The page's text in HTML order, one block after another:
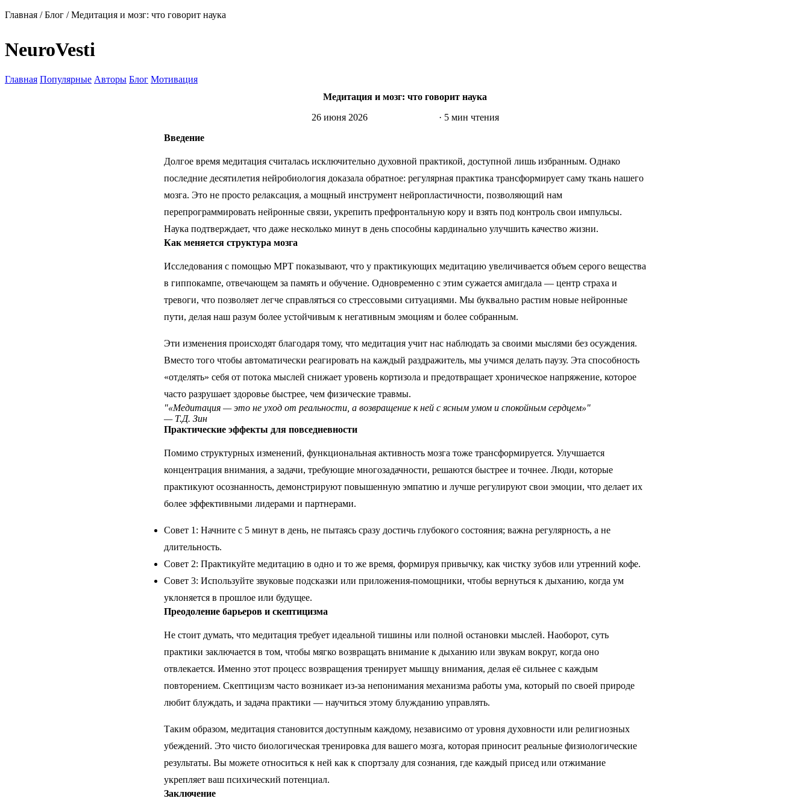
Главная / Блог / Медитация и мозг: что говорит наука
NeuroVesti
Главная Популярные Авторы Блог Мотивация
Медитация и мозг: что говорит наука
26 июня 2026
· 5 мин чтения
Введение
Долгое время медитация считалась исключительно духовной практикой, доступной лишь избранным. Однако
последние десятилетия нейробиология доказала обратное: регулярная практика трансформирует саму ткань нашего
мозга. Это не просто релаксация, а мощный инструмент нейропластичности, позволяющий нам
перепрограммировать нейронные связи, укрепить префронтальную кору и взять под контроль свои импульсы.
Наука подтверждает, что даже несколько минут в день способны кардинально улучшить качество жизни.
Как меняется структура мозга
Исследования с помощью МРТ показывают, что у практикующих медитацию увеличивается объем серого вещества
в гиппокампе, отвечающем за память и обучение. Одновременно с этим сужается амигдала — центр страха и
тревоги, что позволяет легче справляться со стрессовыми ситуациями. Мы буквально растим новые нейронные
пути, делая наш разум более устойчивым к негативным эмоциям и более собранным.
Эти изменения происходят благодаря тому, что медитация учит нас наблюдать за своими мыслями без осуждения.
Вместо того чтобы автоматически реагировать на каждый раздражитель, мы учимся делать паузу. Эта способность
«отделять» себя от потока мыслей снижает уровень кортизола и предотвращает хроническое напряжение, которое
часто разрушает здоровье быстрее, чем физические травмы.
"«Медитация — это не уход от реальности, а возвращение к ней с ясным умом и спокойным сердцем»"
— Т.Д. Зин
Практические эффекты для повседневности
Помимо структурных изменений, функциональная активность мозга тоже трансформируется. Улучшается
концентрация внимания, а задачи, требующие многозадачности, решаются быстрее и точнее. Люди, которые
практикуют осознанность, демонстрируют повышенную эмпатию и лучше регулируют свои эмоции, что делает их
более эффективными лидерами и партнерами.
Совет 1: Начните с 5 минут в день, не пытаясь сразу достичь глубокого состояния; важна регулярность, а не
длительность.
Совет 2: Практикуйте медитацию в одно и то же время, формируя привычку, как чистку зубов или утренний кофе.
Совет 3: Используйте звуковые подсказки или приложения-помощники, чтобы вернуться к дыханию, когда ум
уклоняется в прошлое или будущее.
Преодоление барьеров и скептицизма
Не стоит думать, что медитация требует идеальной тишины или полной остановки мыслей. Наоборот, суть
практики заключается в том, чтобы мягко возвращать внимание к дыханию или звукам вокруг, когда оно
отвлекается. Именно этот процесс возвращения тренирует мышцу внимания, делая её сильнее с каждым
повторением. Скептицизм часто возникает из-за непонимания механизма работы ума, который по своей природе
любит блуждать, и задача практики — научиться этому блужданию управлять.
Таким образом, медитация становится доступным каждому, независимо от уровня духовности или религиозных
убеждений. Это чисто биологическая тренировка для вашего мозга, которая приносит реальные физиологические
результаты. Вы можете относиться к ней как к спортзалу для сознания, где каждый присед или отжимание
укрепляет ваш психический потенциал.
Заключение